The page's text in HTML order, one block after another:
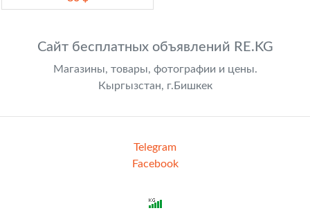
Карла Маркса), серия 104, 3/4, не
Сайт бесплатных объявлений RE.KG
Магазины, товары, фотографии и цены.
Кыргызстан, г.Бишкек
Telegram
Facebook